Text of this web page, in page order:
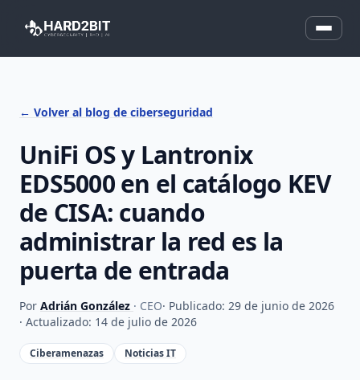
← Volver al blog de ciberseguridad
UniFi OS y Lantronix
EDS5000 en el catálogo KEV
de CISA: cuando
administrar la red es la
puerta de entrada
Por Adrián González · CEO· Publicado: 29 de junio de 2026
· Actualizado: 14 de julio de 2026
Ciberamenazas Noticias IT